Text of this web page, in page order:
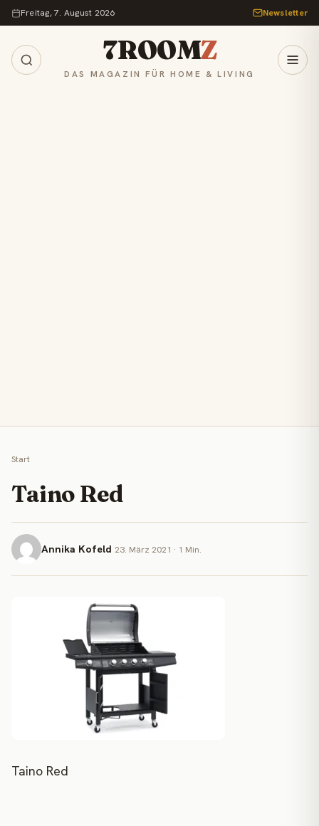
Zum Inhalt springen
Freitag, 7. August 2026 Newsletter
7ROOMZ
DAS MAGAZIN FÜR HOME & LIVING
Start
Taino Red
Annika Kofeld 23. März 2021 · 1 Min.
Taino Red